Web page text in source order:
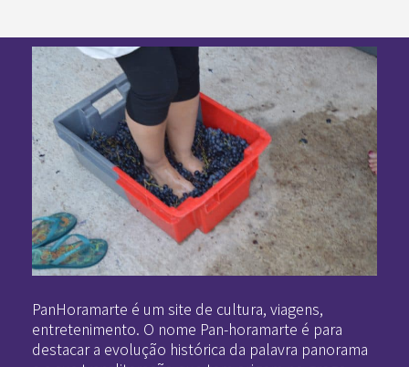
PanHoramarte é um site de cultura, viagens,
entretenimento. O nome Pan-horamarte é para
destacar a evolução histórica da palavra panorama